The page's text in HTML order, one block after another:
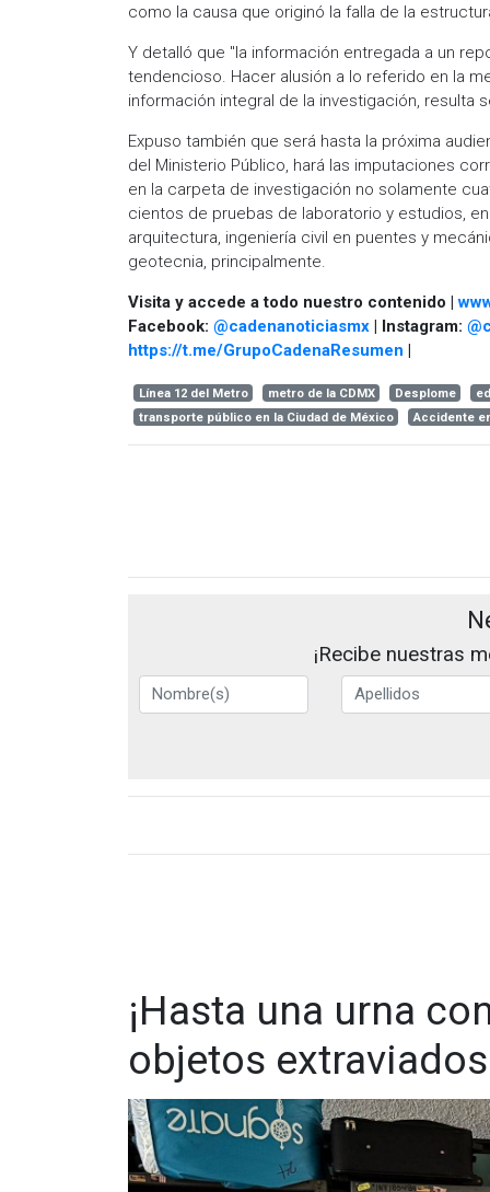
como la causa que originó la falla de la
Y detalló que "la información entregada a un
tendencioso. Hacer alusión a lo referido en la
información integral de la investigación, resulta
Expuso también que será hasta la próxima
del Ministerio Público, hará las imputaciones
en la carpeta de investigación no solamente
cientos de pruebas de laboratorio y estudios,
arquitectura, ingeniería civil en puentes y
geotecnia, principalmente.
Visita y accede a todo nuestro contenido |
Facebook: @cadenanoticiasmx | Instagram:
https://t.me/GrupoCadenaResumen |
Línea 12 del Metro metro de la CDMX Desplome
transporte público en la Ciudad de México
Accidente
¡Recibe nuestras
¡Hasta una urna
objetos